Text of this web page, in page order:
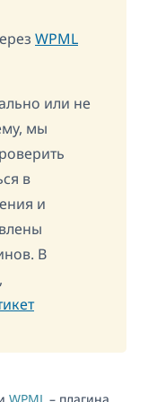
WPML
или не
мы
в
и
В